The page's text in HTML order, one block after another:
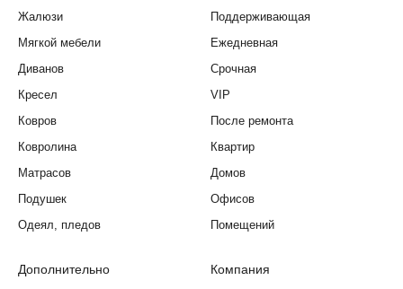
Жалюзи
Мягкой мебели
Диванов
Кресел
Ковров
Ковролина
Матрасов
Подушек
Одеял, пледов
Поддерживающая
Ежедневная
Срочная
VIP
После ремонта
Квартир
Домов
Офисов
Помещений
Дополнительно Компания